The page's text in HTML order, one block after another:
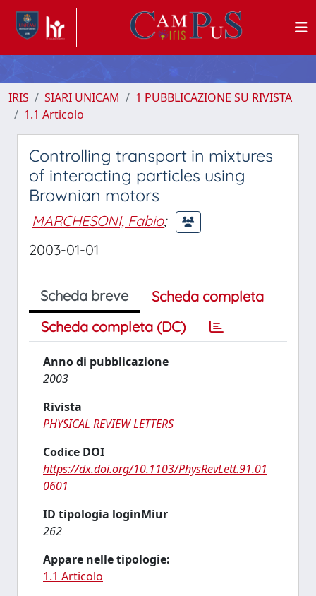
IRIS SIARI UNICAM
1 PUBBLICAZIONE SU RIVISTA
1.1 Articolo
Controlling transport in mixtures
of interacting particles using
Brownian motors
MARCHESONI, Fabio;
2003-01-01
Scheda breve
Scheda completa
Scheda completa (DC)
Anno di pubblicazione
2003
Rivista
PHYSICAL REVIEW LETTERS
Codice DOI
https://dx.doi.org/10.1103/PhysRevLett.91.01
0601
ID tipologia loginMiur
262
Appare nelle tipologie:
1.1 Articolo